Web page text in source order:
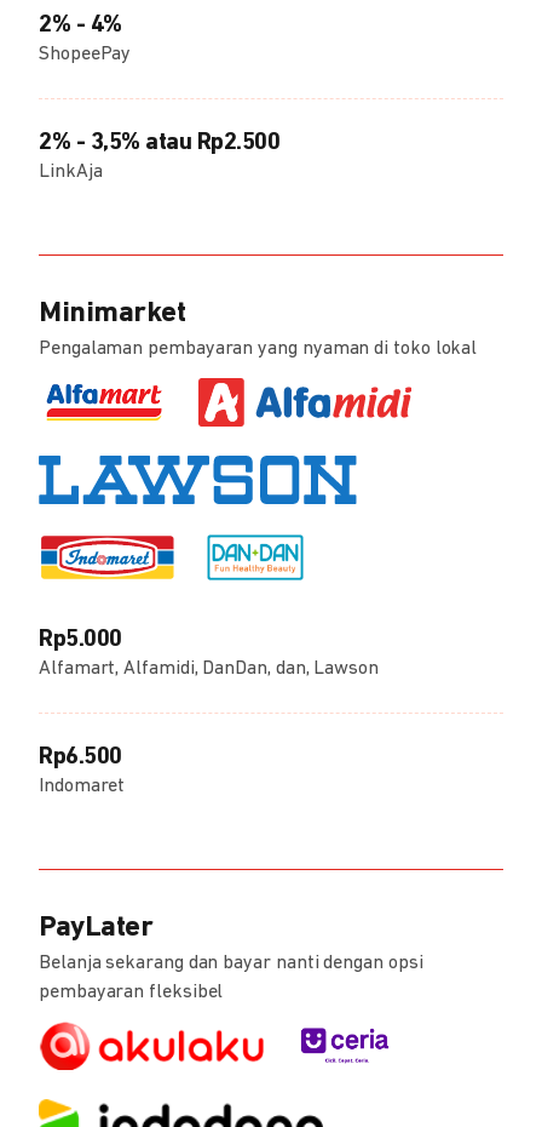
2% - 4%
ShopeePay
2% - 3,5% atau Rp2.500
LinkAja
Minimarket
Pengalaman pembayaran yang nyaman di toko lokal
Rp5.000
Alfamart, Alfamidi, DanDan, dan, Lawson
Rp6.500
Indomaret
PayLater
Belanja sekarang dan bayar nanti dengan opsi
pembayaran fleksibel